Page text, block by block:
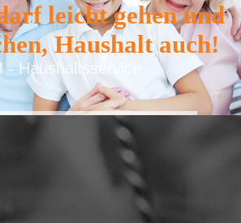
leicht gehen und
Haushalt auch!
- Haushaltsservice